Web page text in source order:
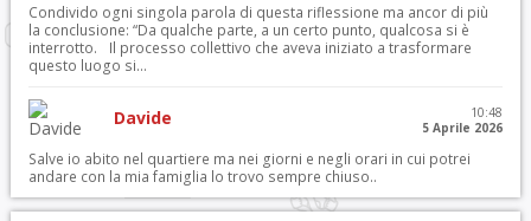
Condivido ogni singola parola di questa riflessione ma ancor di più
la conclusione: “Da qualche parte, a un certo punto, qualcosa si è
interrotto. Il processo collettivo che aveva iniziato a trasformare
questo luogo si...
Davide
10:48
5 Aprile 2026
Salve io abito nel quartiere ma nei giorni e negli orari in cui potrei
andare con la mia famiglia lo trovo sempre chiuso..